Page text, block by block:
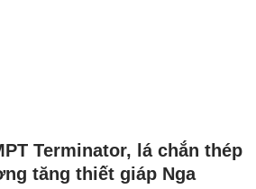
Terminator, lá chắn thép
tăng thiết giáp Nga